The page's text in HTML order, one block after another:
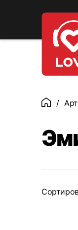
Главная